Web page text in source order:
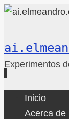
Experimentos
Inicio
Acerca de